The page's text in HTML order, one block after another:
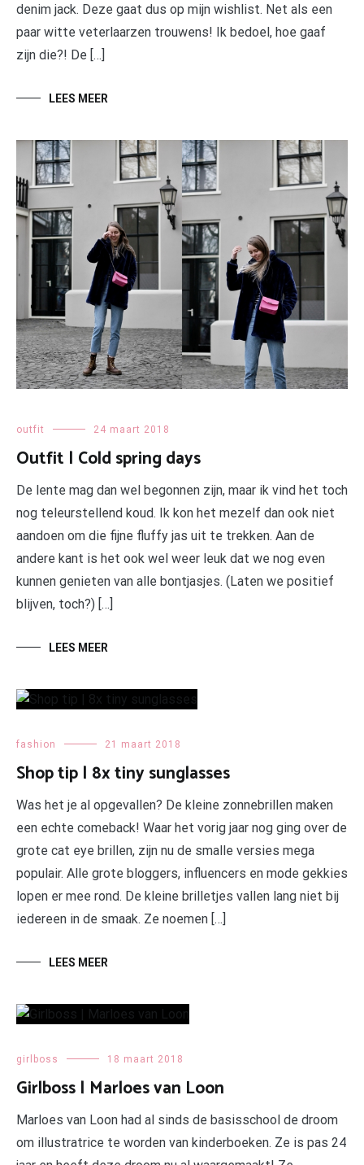
denim jack. Deze gaat dus op mijn wishlist. Net als een
paar witte veterlaarzen trouwens! Ik bedoel, hoe gaaf
zijn die?! De […]
LEES MEER
outfit 24 maart 2018
Outfit | Cold spring days
De lente mag dan wel begonnen zijn, maar ik vind het toch
nog teleurstellend koud. Ik kon het mezelf dan ook niet
aandoen om die fijne fluffy jas uit te trekken. Aan de
andere kant is het ook wel weer leuk dat we nog even
kunnen genieten van alle bontjasjes. (Laten we positief
blijven, toch?) […]
LEES MEER
fashion 21 maart 2018
Shop tip | 8x tiny sunglasses
Was het je al opgevallen? De kleine zonnebrillen maken
een echte comeback! Waar het vorig jaar nog ging over de
grote cat eye brillen, zijn nu de smalle versies mega
populair. Alle grote bloggers, influencers en mode gekkies
lopen er mee rond. De kleine brilletjes vallen lang niet bij
iedereen in de smaak. Ze noemen […]
LEES MEER
girlboss 18 maart 2018
Girlboss | Marloes van Loon
Marloes van Loon had al sinds de basisschool de droom
om illustratrice te worden van kinderboeken. Ze is pas 24